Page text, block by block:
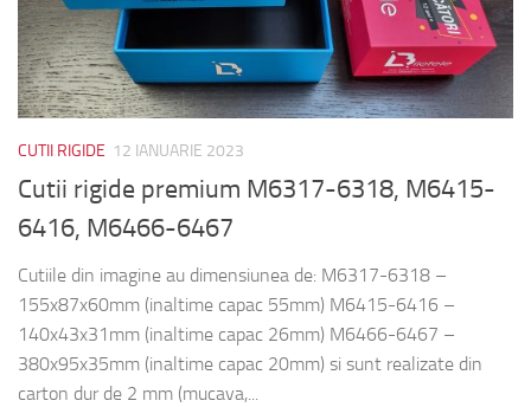
CUTII RIGIDE 12 IANUARIE 2023
Cutii rigide premium M6317-6318, M6415-
6416, M6466-6467
Cutiile din imagine au dimensiunea de: M6317-6318 –
155x87x60mm (inaltime capac 55mm) M6415-6416 –
140x43x31mm (inaltime capac 26mm) M6466-6467 –
380x95x35mm (inaltime capac 20mm) si sunt realizate din
carton dur de 2 mm (mucava,...